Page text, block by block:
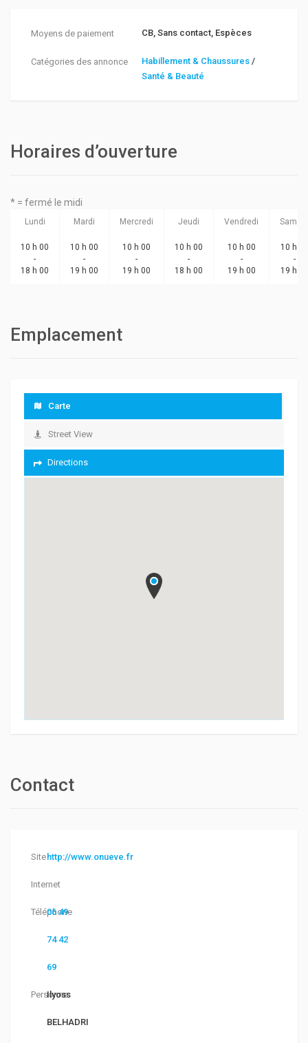
Moyens de paiement CB, Sans contact, Espèces
Catégories des annonce Habillement & Chaussures /
Santé & Beauté
Horaires d’ouverture
* = fermé le midi
Lundi Mardi Mercredi Jeudi Vendredi Samedi
10 h 00
-
18 h 00
10 h 00
-
19 h 00
10 h 00
-
19 h 00
10 h 00
-
18 h 00
10 h 00
-
19 h 00
10 h 00
-
19 h 00
Emplacement
Carte
Street View
Directions
Contact
Site
Internet
http://www.onueve.fr
Téléphone
06 49
74 42
69
Personne
Ilyoss
BELHADRI